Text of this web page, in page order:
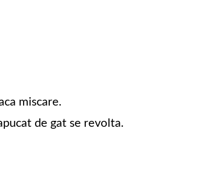
miscare.
de gat se revolta.